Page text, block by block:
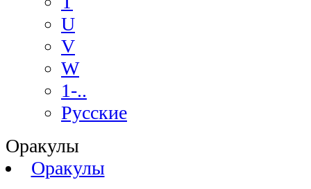
U
V
W
1-..
Русские
Оракулы
Оракулы